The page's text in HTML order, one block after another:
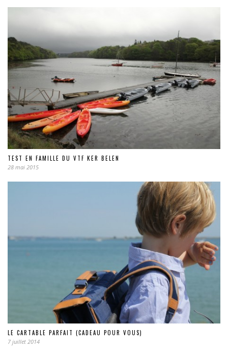
TEST EN FAMILLE DU VTF KER BELEN
28 mai 2015
LE CARTABLE PARFAIT (CADEAU POUR VOUS)
7 juillet 2014